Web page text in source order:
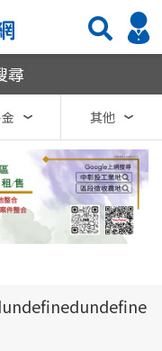
不限
尋
其他